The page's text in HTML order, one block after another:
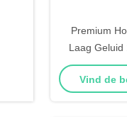
Premium
Laag Geluid
200KW
Vind de